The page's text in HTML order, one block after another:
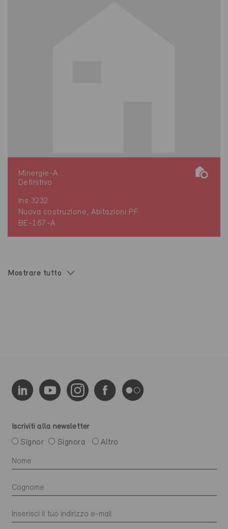
Minergie-A
Definitivo
Ins 3232
Nuova costruzione, Abitazioni PF
BE-167-A
Mostrare tutto
Iscriviti alla newsletter
Signor
Signora Altro